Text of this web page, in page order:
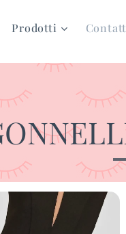
Prodotti